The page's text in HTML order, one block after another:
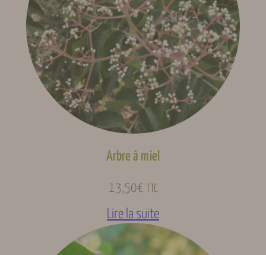
Variétés Egina, Egino
Arbre à miel
13,50€ TTC
Lire la suite